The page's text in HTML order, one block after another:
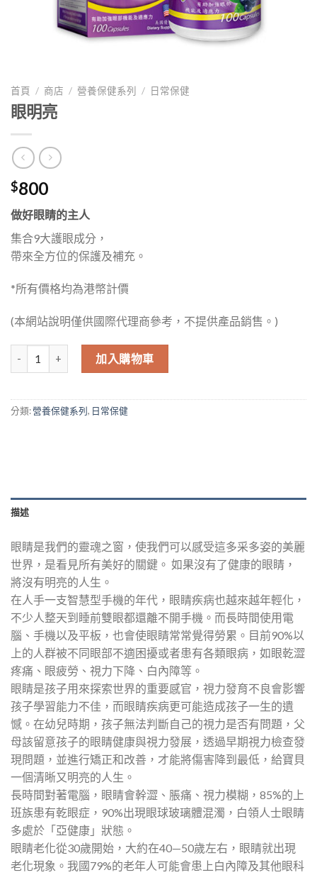
首頁 / 商店 / 營養保健系列 / 日常保健
眼明亮
$800
做好眼睛的主人
集合9大護眼成分，
帶來全方位的保護及補充。
*所有價格均為港幣計價
(本網站說明僅供國際代理商參考，不提供產品銷售。)
加入購物車
分類:營養保健系列, 日常保健
描述
眼睛是我們的靈魂之窗，使我們可以感受這多采多姿的美麗
世界，是看見所有美好的關鍵。 如果沒有了健康的眼睛，
將沒有明亮的人生。
在人手一支智慧型手機的年代，眼睛疾病也越來越年輕化，
不少人整天到睡前雙眼都還離不開手機。而長時間使用電
腦、手機以及平板，也會使眼睛常常覺得勞累。目前90%以
上的人群被不同眼部不適困擾或者患有各類眼病，如眼乾澀
疼痛、眼疲勞、視力下降、白內障等。
眼睛是孩子用來探索世界的重要感官，視力發育不良會影響
孩子學習能力不佳，而眼睛疾病更可能造成孩子一生的遺
憾。在幼兒時期，孩子無法判斷自己的視力是否有問題，父
母該留意孩子的眼睛健康與視力發展，透過早期視力檢查發
現問題，並進行矯正和改善，才能將傷害降到最低，給寶貝
一個清晰又明亮的人生。
長時間對著電腦，眼睛會幹澀、脹痛、視力模糊，85%的上
班族患有乾眼症，90%出現眼球玻璃體混濁，白領人士眼睛
多處於「亞健康」狀態。
眼睛老化從30歲開始，大約在40—50歲左右，眼睛就出現
老化現象。我國79%的老年人可能會患上白內障及其他眼科